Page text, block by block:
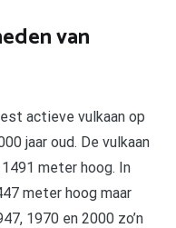
van
actieve vulkaan op
jaar oud. De vulkaan
meter hoog. In
meter hoog maar
1970 en 2000 zo’n